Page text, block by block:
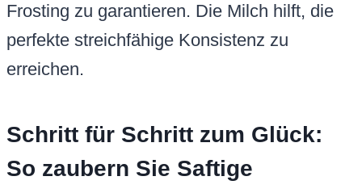
Frosting zu garantieren. Die Milch hilft, die
perfekte streichfähige Konsistenz zu
erreichen.
Schritt für Schritt zum Glück:
So zaubern Sie Saftige